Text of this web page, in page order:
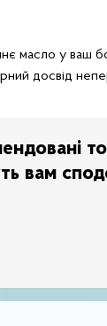
масло у ваш
досвід
вам